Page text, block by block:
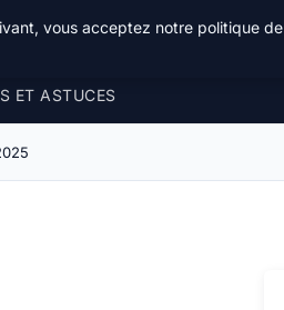
ET ASTUCES
vous acceptez notre politique